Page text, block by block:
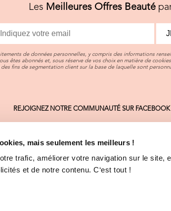
mais seulement les meilleurs !
trafic, améliorer votre navigation sur le site,
et de notre contenu. C‘est tout !
Les Meilleures Offres Beauté
de données personnelles, y compris des informations
êtes abonnés et, sous réserve de vos choix en matière de
des fins de segmentation client sur la base de laquelle sont
REJOIGNEZ NOTRE COMMUNAUTÉ SUR FACEBOOK